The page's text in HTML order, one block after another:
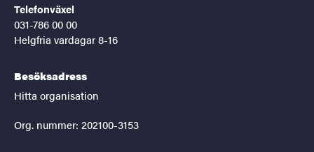
Telefonväxel
031-786 00 00
Helgfria vardagar 8-16
Besöksadress
Hitta organisation
Org. nummer: 202100-3153